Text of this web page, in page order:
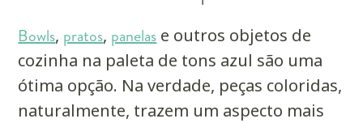
Bowls, pratos, panelas e outros objetos de
cozinha na paleta de tons azul são uma
ótima opção. Na verdade, peças coloridas,
naturalmente, trazem um aspecto mais